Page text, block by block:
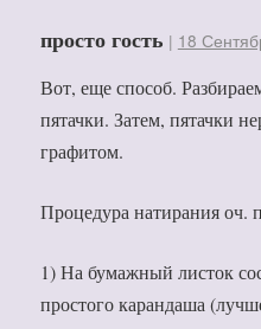
просто гость | 18
Вот, еще способ.
пятачки. Затем, пятачки
графитом.
Процедура натирания оч.
1) На бумажный листок
простого карандаша